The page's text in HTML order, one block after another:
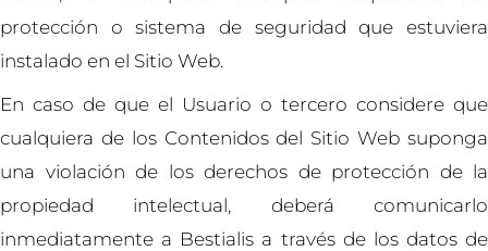
protección o sistema de seguridad que estuviera
instalado en el Sitio Web.
En caso de que el Usuario o tercero considere que
cualquiera de los Contenidos del Sitio Web suponga
una violación de los derechos de protección de la
propiedad intelectual, deberá comunicarlo
inmediatamente a Bestialis a través de los datos de